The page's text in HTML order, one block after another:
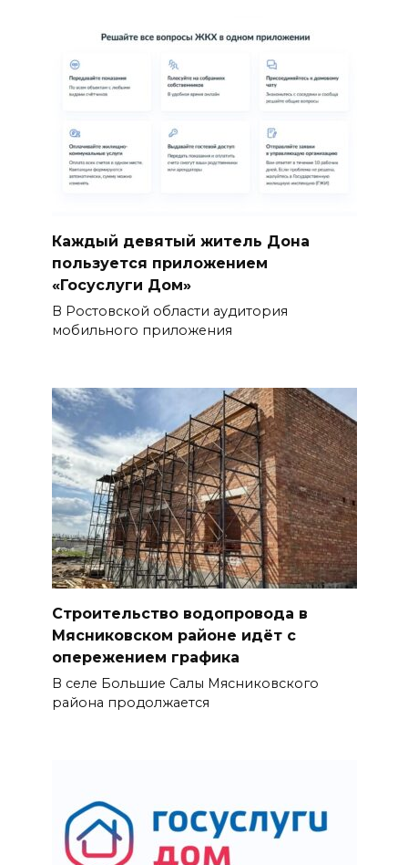
Каждый девятый житель Дона
пользуется приложением
«Госуслуги Дом»
В Ростовской области аудитория
мобильного приложения
Строительство водопровода в
Мясниковском районе идёт с
опережением графика
В селе Большие Салы Мясниковского
района продолжается